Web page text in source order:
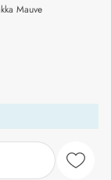
Mauve